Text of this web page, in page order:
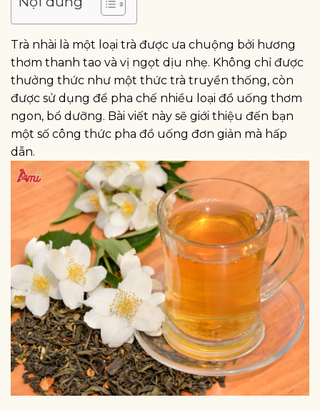
Trà nhài là một loại trà được ưa chuộng bởi hương
thơm thanh tao và vị ngọt dịu nhẹ. Không chỉ được
thưởng thức như một thức trà truyền thống, còn
được sử dụng để pha chế nhiều loại đồ uống thơm
ngon, bổ dưỡng. Bài viết này sẽ giới thiệu đến bạn
một số công thức pha đồ uống đơn giản mà hấp
dẫn.